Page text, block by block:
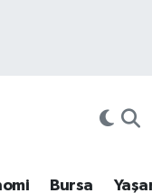
Bursa